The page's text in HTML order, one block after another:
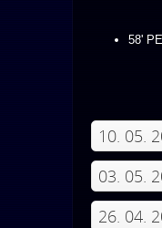
58'
10. 05.
03. 05.
26. 04.